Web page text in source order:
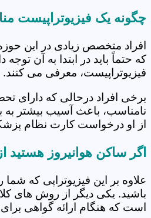
چگونه یک فیزیوتراپیست
افراد متخصص زیادی در این
که حتماً باید در ابتدا به آن
فیزیوتراپیست، معرفی می کنند.
برخی افراد درحالی که دارای
نامناسب، باعث آسیب بیشتر به
از او درخواست کارت نظام
اگر ساکن هوانیروز هستید
علاوه بر این فیزیوتراپی که
باشید. یکی دیگر از روش های
است که هنگام ارائه گواهی